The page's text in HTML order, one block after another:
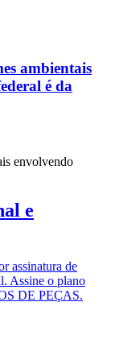
ambientais
é da
envolvendo
e
assinatura de
Assine o plano
DE PEÇAS.